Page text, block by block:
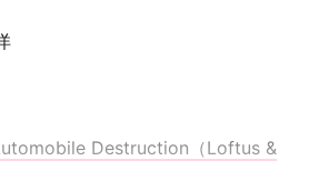
Destruction（Loftus &